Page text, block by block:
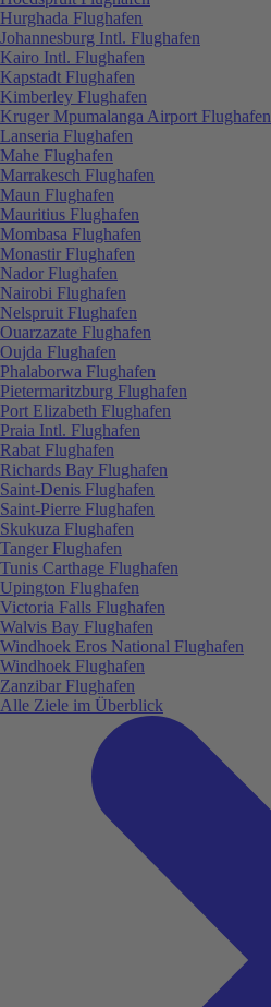
Hurghada Flughafen
Johannesburg Intl. Flughafen
Kairo Intl. Flughafen
Kapstadt Flughafen
Kimberley Flughafen
Kruger Mpumalanga Airport Flughafen
Lanseria Flughafen
Mahe Flughafen
Marrakesch Flughafen
Maun Flughafen
Mauritius Flughafen
Mombasa Flughafen
Monastir Flughafen
Nador Flughafen
Nairobi Flughafen
Nelspruit Flughafen
Ouarzazate Flughafen
Oujda Flughafen
Phalaborwa Flughafen
Pietermaritzburg Flughafen
Port Elizabeth Flughafen
Praia Intl. Flughafen
Rabat Flughafen
Richards Bay Flughafen
Saint-Denis Flughafen
Saint-Pierre Flughafen
Skukuza Flughafen
Tanger Flughafen
Tunis Carthage Flughafen
Upington Flughafen
Victoria Falls Flughafen
Walvis Bay Flughafen
Windhoek Eros National Flughafen
Windhoek Flughafen
Zanzibar Flughafen
Alle Ziele im Überblick